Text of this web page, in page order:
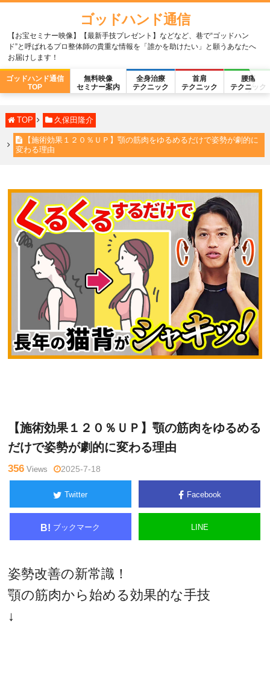
ゴッドハンド通信
【お宝セミナー映像】【最新手技プレゼント】などなど、巷で“ゴッドハン
ド”と呼ばれるプロ整体師の貴重な情報を「誰かを助けたい」と願うあなたへ
お届けします！
ゴッドハンド通信
TOP
無料映像
セミナー案内
全身治療
テクニック
首肩
テクニック
腰痛
テクニック
TOP 久保田隆介
【施術効果１２０％ＵＰ】顎の筋肉をゆるめるだけで姿勢が劇的に
変わる理由
【施術効果１２０％ＵＰ】顎の筋肉をゆるめる
だけで姿勢が劇的に変わる理由
356 Views 2025-7-18
Twitter Facebook
B! ブックマーク LINE
姿勢改善の新常識！
顎の筋肉から始める効果的な手技
↓